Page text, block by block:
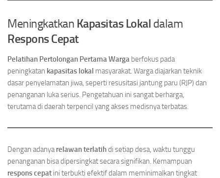
Meningkatkan Kapasitas Lokal dalam
Respons Cepat
Pelatihan Pertolongan Pertama Warga berfokus pada
peningkatan kapasitas lokal masyarakat. Warga diajarkan teknik
dasar penyelamatan jiwa, seperti resusitasi jantung paru (RJP) dan
penanganan luka serius. Pengetahuan ini sangat berharga,
terutama di daerah terpencil yang akses medisnya terbatas.
Dengan adanyarelawan terlatihdi setiap desa, waktu tunggu
penanganan bisa dipersingkat secara signifikan. Kemampuan
respons cepat ini terbukti efektif dalam meminimalkan tingkat